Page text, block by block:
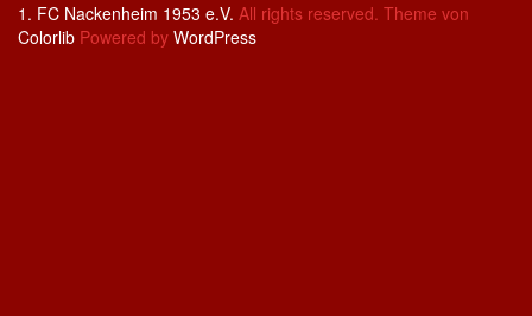
1. FC Nackenheim 1953 e.V. All rights reserved. Theme von
Colorlib Powered by WordPress